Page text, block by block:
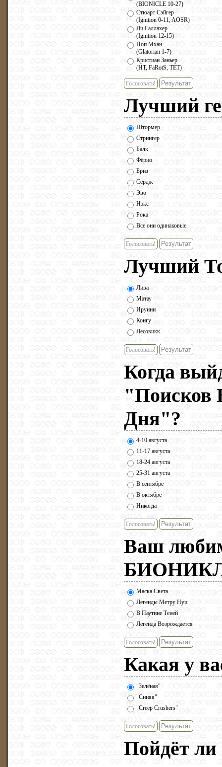
(BIONICLE 10-27)
Стюарт Сэйгер
(Ignition 0-11, AOSR)
Ли Галлахер
(Ignition 12-15)
Поп Мхан
(Glatorian 1-7)
Кристиан Заньер
(HT, FaRotS, TET)
Голосовать!
Лучший
Штормер
Стрингер
Балк
Фёрно
Бриз
Сёрдж
Эво
Нэкс
Рока
Все они одинаковые
Голосовать!
Лучший
Лива
Матау
Ируини
Конгу
Лесовикк
Голосовать!
Когда
"Поисков
Дня"?
4-10 августа
11-17 августа
18-24 августа
25-31 августа
В сентябре
В октябре
Никогда
Голосовать!
Ваш
Маска Света
Легенды Метру Нуи
В Паутине Теней
Легенда Возрождается
Голосовать!
Какая у
"Зелёная"
"Синяя"
"Creep Crushers"
Голосовать!
Пойдёт ли